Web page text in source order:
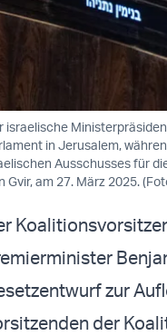
israelische
in Jerusalem,
Ausschusses für
Gvir, am 27. März 2025.
zur
der